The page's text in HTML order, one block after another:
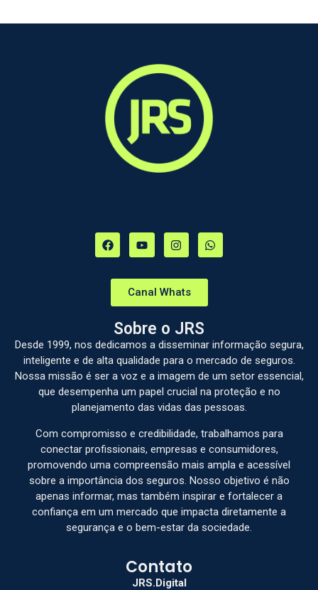
Canal Whats
Sobre o JRS
Desde 1999, nos dedicamos a disseminar informação segura,
inteligente e de alta qualidade para o mercado de seguros.
Nossa missão é ser a voz e a imagem de um setor essencial,
que desempenha um papel crucial na proteção e no
planejamento das vidas das pessoas.
Com compromisso e credibilidade, trabalhamos para
conectar profissionais, empresas e consumidores,
promovendo uma compreensão mais ampla e acessível
sobre a importância dos seguros. Nosso objetivo é não
apenas informar, mas também inspirar e fortalecer a
confiança em um mercado que impacta diretamente a
segurança e o bem-estar da sociedade.
Contato
JRS.Digital